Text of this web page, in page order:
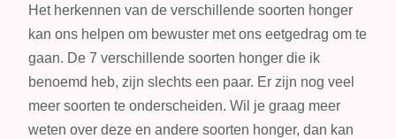
Het herkennen van de verschillende soorten honger
kan ons helpen om bewuster met ons eetgedrag om te
gaan. De 7 verschillende soorten honger die ik
benoemd heb, zijn slechts een paar. Er zijn nog veel
meer soorten te onderscheiden. Wil je graag meer
weten over deze en andere soorten honger, dan kan